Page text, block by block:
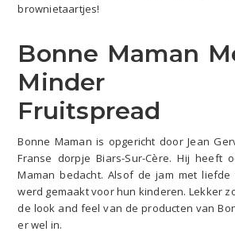
brownietaartjes!
Bonne Maman
Minder
Fruitspread
Bonne Maman is opgericht door Jean
Franse dorpje Biars-Sur-Cère. Hij heeft
Maman bedacht. Alsof de jam met
werd gemaakt voor hun kinderen. Lekker
de look and feel van de producten van
er wel in.